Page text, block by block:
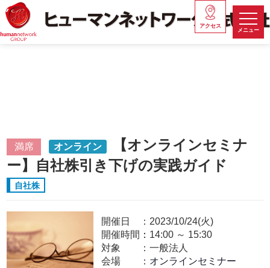
メニュー
アクセス
満席 オンライン
【オンラインセミナ
ー】自社株引き下げの実践ガイド
自社株
開催日
2023/10/24(火)
開催時間： 14:00～ 15:30
対象
一般法人
会場
オンラインセミナー